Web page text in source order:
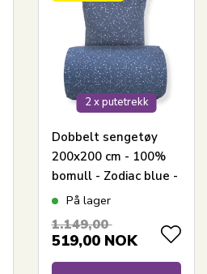
2 x putetrekk
Dobbelt sengetøy
200x200 cm - 100%
bomull - Zodiac blue -
Vendbart med
På lager
1.149,00
519,00 NOK